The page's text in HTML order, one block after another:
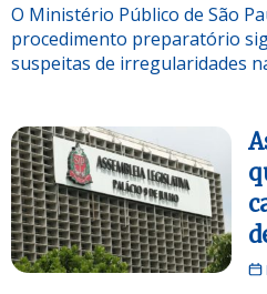
O Ministério Público de São
procedimento preparatório
suspeitas de irregularidades